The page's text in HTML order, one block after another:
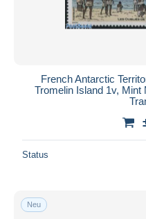
French Antarctic
Tromelin Island 1v,
Status
Neu